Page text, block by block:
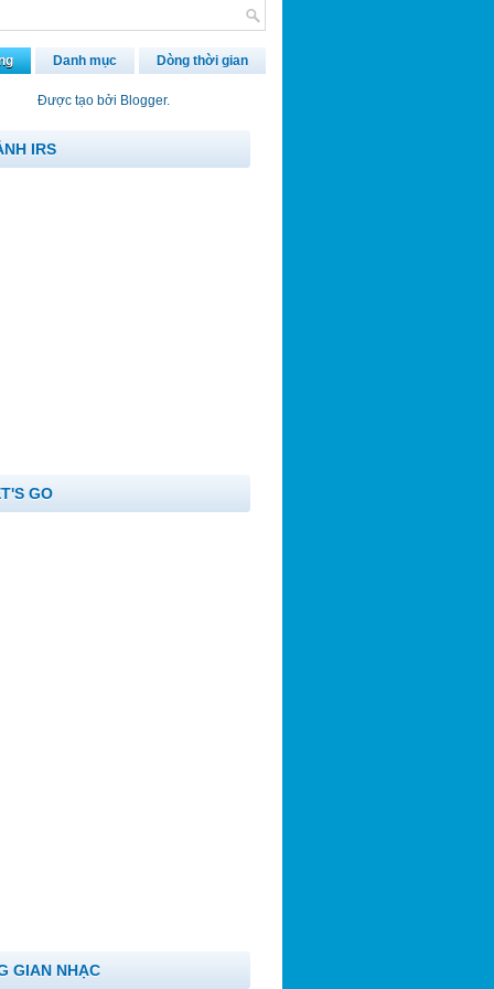
Danh mục Dòng thời gian
Được tạo bởi Blogger.
IRS
GO
GIAN NHẠC